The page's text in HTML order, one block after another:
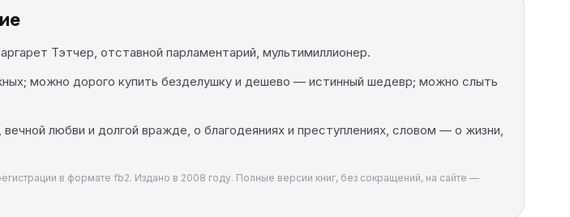
Тэтчер, отставной парламентарий, мультимиллионер.
можно дорого купить безделушку и дешево — истинный шедевр; можно слыть
любви и долгой вражде, о благодеяниях и преступлениях, словом — о жизни,
в формате fb2. Издано в 2008 году. Полные версии книг, без сокращений, на сайте —